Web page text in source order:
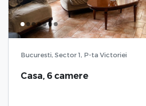
Bucuresti, Sector 1, P-ta Victoriei
Casa, 6 camere